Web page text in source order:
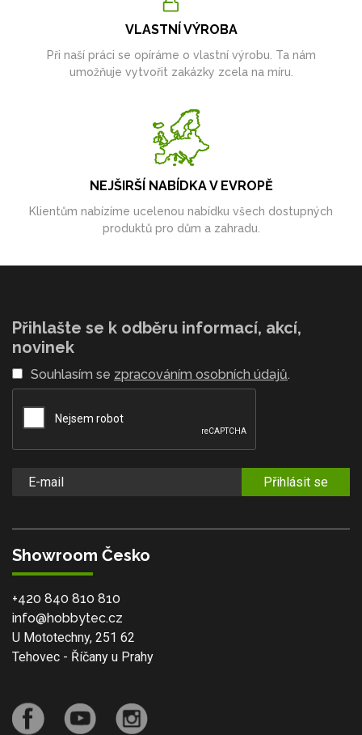
VLASTNÍ VÝROBA
Při naší práci se opíráme o vlastní výrobu. Ta nám
umožňuje vytvořit zakázky zcela na míru.
NEJŠIRŠÍ NABÍDKA V EVROPĚ
Klientům nabízíme ucelenou nabídku všech dostupných
produktů pro dům a zahradu.
Přihlašte se k odběru informací, akcí,
novinek
Souhlasím se zpracováním osobních údajů.
Přihlásit se
Showroom Česko
+420 840 810 810
info@hobbytec.cz
U Mototechny, 251 62
Tehovec - Říčany u Prahy